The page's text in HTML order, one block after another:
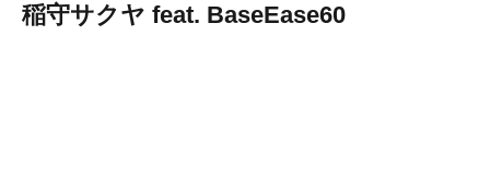
稲守サクヤ feat. BaseEase60